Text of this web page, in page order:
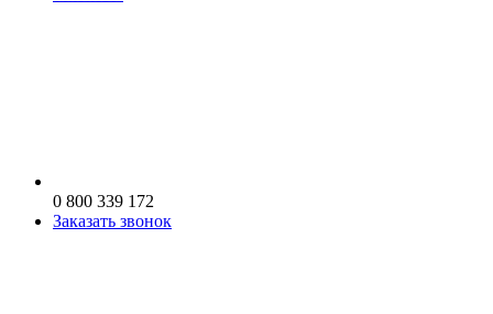
0 800 339 172
Заказать звонок